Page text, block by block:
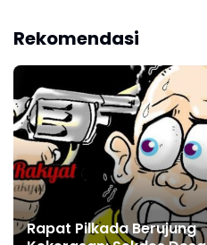
Brangkal
Rekomendasi
Rapat Pilkada Berujung